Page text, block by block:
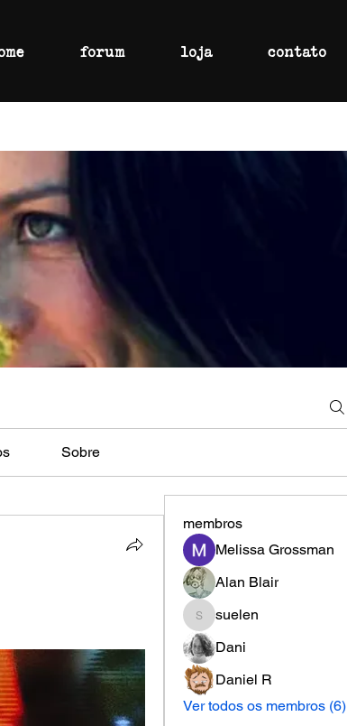
forum loja
contato
Sobre
membros
Melissa Grossman
Alan Blair
suelen
suelen
Dani
Daniel R
Ver todos os membros (6)